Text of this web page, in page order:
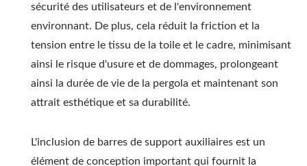
sécurité des utilisateurs et de l'environnement
environnant. De plus, cela réduit la friction et la
tension entre le tissu de la toile et le cadre, minimisant
ainsi le risque d'usure et de dommages, prolongeant
ainsi la durée de vie de la pergola et maintenant son
attrait esthétique et sa durabilité.
L'inclusion de barres de support auxiliaires est un
élément de conception important qui fournit la